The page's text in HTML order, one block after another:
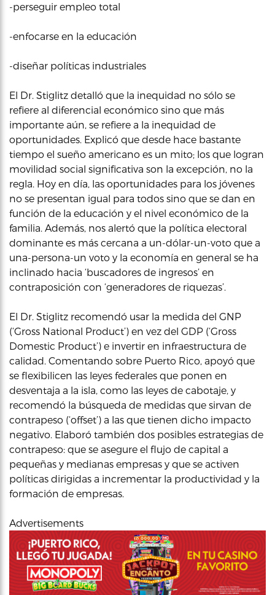
-perseguir empleo total
-enfocarse en la educación
-diseñar políticas industriales
El Dr. Stiglitz detalló que la inequidad no sólo se
refiere al diferencial económico sino que más
importante aún, se refiere a la inequidad de
oportunidades. Explicó que desde hace bastante
tiempo el sueño americano es un mito; los que logran
movilidad social significativa son la excepción, no la
regla. Hoy en día, las oportunidades para los jóvenes
no se presentan igual para todos sino que se dan en
función de la educación y el nivel económico de la
familia. Además, nos alertó que la política electoral
dominante es más cercana a un-dólar-un-voto que a
una-persona-un voto y la economía en general se ha
inclinado hacia ‘buscadores de ingresos’ en
contraposición con ‘generadores de riquezas’.
El Dr. Stiglitz recomendó usar la medida del GNP
(‘Gross National Product’) en vez del GDP (‘Gross
Domestic Product’) e invertir en infraestructura de
calidad. Comentando sobre Puerto Rico, apoyó que
se flexibilicen las leyes federales que ponen en
desventaja a la isla, como las leyes de cabotaje, y
recomendó la búsqueda de medidas que sirvan de
contrapeso (‘offset’) a las que tienen dicho impacto
negativo. Elaboró también dos posibles estrategias de
contrapeso: que se asegure el flujo de capital a
pequeñas y medianas empresas y que se activen
políticas dirigidas a incrementar la productividad y la
formación de empresas.
Advertisements